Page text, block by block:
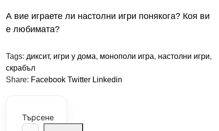
А вие играете ли настолни игри понякога? Коя ви
е любимата?
Tags: диксит, игри у дома, монополи игра, настолни игри,
скрабъл
Share: Facebook Twitter Linkedin
Търсене